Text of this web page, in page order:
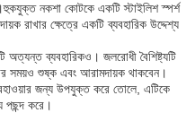
নকশা কোটকে একটি স্টাইলিশ স্পর্শ
রাখার ক্ষেত্রে একটি ব্যবহারিক উদ্দেশ্য
অত্যন্ত ব্যবহারিকও। জলরোধী বৈশিষ্ট্যটি
সময়ও শুষ্ক এবং আরামদায়ক থাকবেন।
জন্য উপযুক্ত করে তোলে, এটিকে
পছন্দ করে।